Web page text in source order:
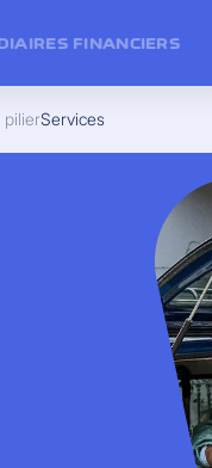
pilierServices
FINANCIERS